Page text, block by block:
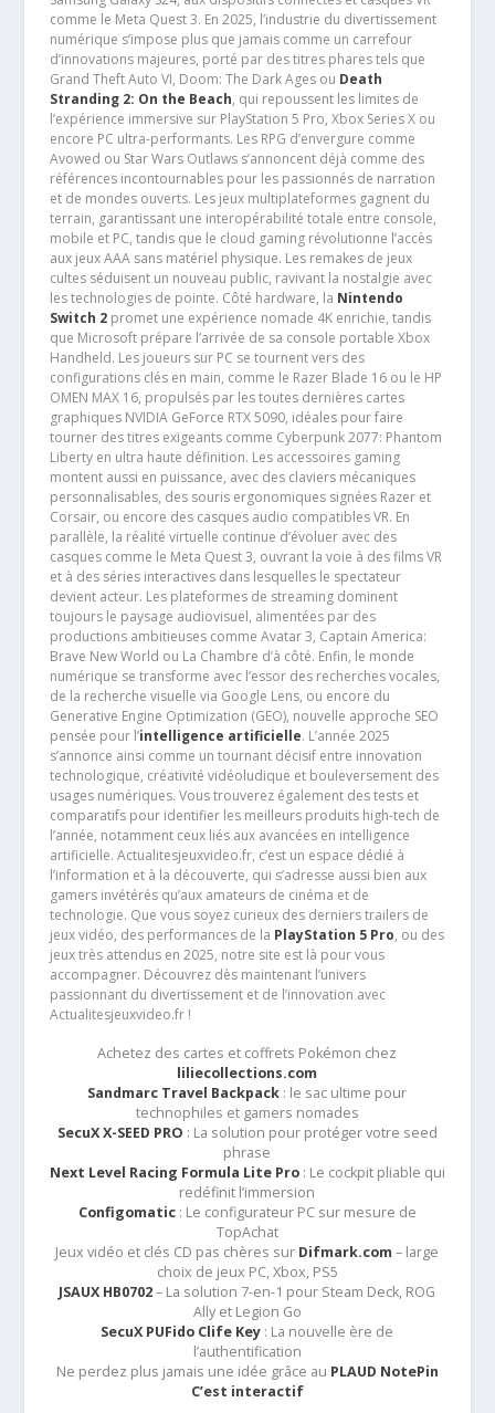
comme le Meta Quest 3. En 2025, l’industrie du divertissement
numérique s’impose plus que jamais comme un carrefour
d’innovations majeures, porté par des titres phares tels que
Grand Theft Auto VI, Doom: The Dark Ages ou Death
Stranding 2: On the Beach, qui repoussent les limites de
l’expérience immersive sur PlayStation 5 Pro, Xbox Series X ou
encore PC ultra-performants. Les RPG d’envergure comme
Avowed ou Star Wars Outlaws s’annoncent déjà comme des
références incontournables pour les passionnés de narration
et de mondes ouverts. Les jeux multiplateformes gagnent du
terrain, garantissant une interopérabilité totale entre console,
mobile et PC, tandis que le cloud gaming révolutionne l’accès
aux jeux AAA sans matériel physique. Les remakes de jeux
cultes séduisent un nouveau public, ravivant la nostalgie avec
les technologies de pointe. Côté hardware, la Nintendo
Switch 2promet une expérience nomade 4K enrichie, tandis
que Microsoft prépare l’arrivée de sa console portable Xbox
Handheld. Les joueurs sur PC se tournent vers des
configurations clés en main, comme le Razer Blade 16 ou le HP
OMEN MAX 16, propulsés par les toutes dernières cartes
graphiques NVIDIA GeForce RTX 5090, idéales pour faire
tourner des titres exigeants comme Cyberpunk 2077: Phantom
Liberty en ultra haute définition. Les accessoires gaming
montent aussi en puissance, avec des claviers mécaniques
personnalisables, des souris ergonomiques signées Razer et
Corsair, ou encore des casques audio compatibles VR. En
parallèle, la réalité virtuelle continue d’évoluer avec des
casques comme le Meta Quest 3, ouvrant la voie à des films VR
et à des séries interactives dans lesquelles le spectateur
devient acteur. Les plateformes de streaming dominent
toujours le paysage audiovisuel, alimentées par des
productions ambitieuses comme Avatar 3, Captain America:
Brave New World ou La Chambre d’à côté. Enfin, le monde
numérique se transforme avec l’essor des recherches vocales,
de la recherche visuelle via Google Lens, ou encore du
Generative Engine Optimization (GEO), nouvelle approche SEO
pensée pour l’intelligence artificielle. L’année 2025
s’annonce ainsi comme un tournant décisif entre innovation
technologique, créativité vidéoludique et bouleversement des
usages numériques. Vous trouverez également des tests et
comparatifs pour identifier les meilleurs produits high-tech de
l’année, notamment ceux liés aux avancées en intelligence
artificielle. Actualitesjeuxvideo.fr, c’est un espace dédié à
l’information et à la découverte, qui s’adresse aussi bien aux
gamers invétérés qu’aux amateurs de cinéma et de
technologie. Que vous soyez curieux des derniers trailers de
jeux vidéo, des performances de la PlayStation 5 Pro, ou des
jeux très attendus en 2025, notre site est là pour vous
accompagner. Découvrez dès maintenant l’univers
passionnant du divertissement et de l’innovation avec
Actualitesjeuxvideo.fr !
Achetez des cartes et coffrets Pokémon chez
liliecollections.com
Sandmarc Travel Backpack : le sac ultime pour
technophiles et gamers nomades
SecuX X-SEED PRO : La solution pour protéger votre seed
phrase
Next Level Racing Formula Lite Pro: Le cockpit pliable qui
redéfinit l’immersion
Configomatic: Le configurateur PC sur mesure de
TopAchat
Jeux vidéo et clés CD pas chères sur Difmark.com – large
choix de jeux PC, Xbox, PS5
JSAUX HB0702– La solution 7-en-1 pour Steam Deck, ROG
Ally et Legion Go
SecuX PUFido Clife Key : La nouvelle ère de
l’authentification
Ne perdez plus jamais une idée grâce au PLAUD NotePin
C’est interactif